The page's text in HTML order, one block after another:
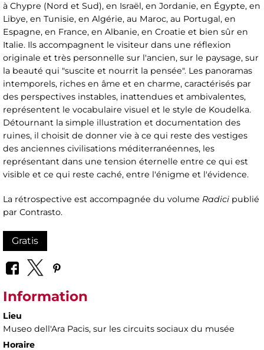
à Chypre (Nord et Sud), en Israël, en Jordanie, en Égypte, en
Libye, en Tunisie, en Algérie, au Maroc, au Portugal, en
Espagne, en France, en Albanie, en Croatie et bien sûr en
Italie. Ils accompagnent le visiteur dans une réflexion
originale et très personnelle sur l'ancien, sur le paysage, sur
la beauté qui "suscite et nourrit la pensée". Les panoramas
intemporels, riches en âme et en charme, caractérisés par
des perspectives instables, inattendues et ambivalentes,
représentent le vocabulaire visuel et le style de Koudelka.
Détournant la simple illustration et documentation des
ruines, il choisit de donner vie à ce qui reste des vestiges
des anciennes civilisations méditerranéennes, les
représentant dans une tension éternelle entre ce qui est
visible et ce qui reste caché, entre l'énigme et l'évidence.
La rétrospective est accompagnée du volume Radici publié
par Contrasto.
Gratis
Information
Lieu
Museo dell'Ara Pacis, sur les circuits sociaux du musée
Horaire